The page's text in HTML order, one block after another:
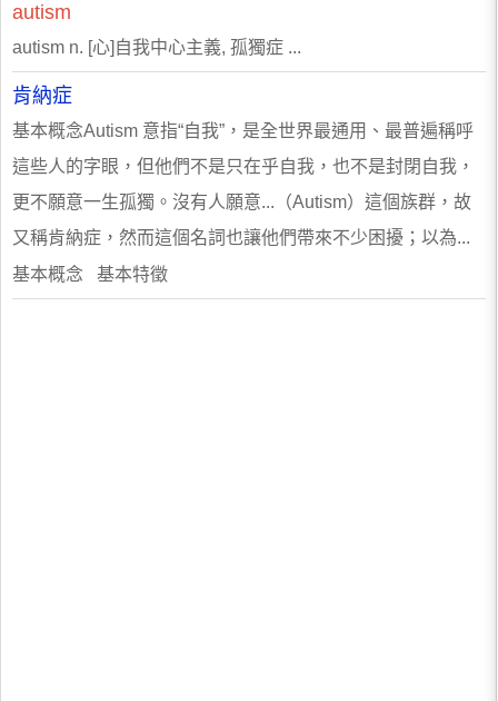
autism
autism n. [心]自我中心主義, 孤獨症 ...
肯納症
基本概念Autism 意指“自我”，是全世界最通用、最普遍稱呼
這些人的字眼，但他們不是只在乎自我，也不是封閉自我，
更不願意一生孤獨。沒有人願意...（Autism）這個族群，故
又稱肯納症，然而這個名詞也讓他們帶來不少困擾；以為...
基本概念 基本特徵